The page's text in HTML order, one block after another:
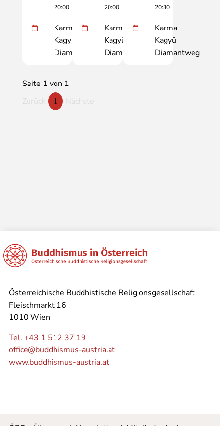
20:00
Karma
Kagyü
Diamantweg
20:00
Karma
Kagyü
Diamantweg
20:30
Karma
Kagyü
Diamantweg
Seite 1 von 1
1
Österreichische Buddhistische Religionsgesellschaft
Fleischmarkt 16
1010 Wien
Tel. +43 1 512 37 19
office@buddhismus-austria.at
www.buddhismus-austria.at